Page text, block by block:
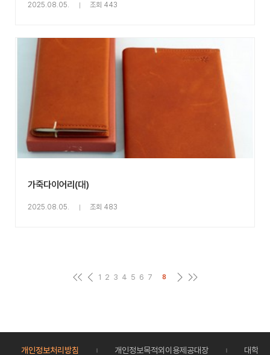
2025.08.05. 조회 443
가죽다이어리(대)
2025.08.05. 조회 483
1 2 3 4 5 6 7 8
개인정보처리방침 개인정보목적외이용제공대장 대학정